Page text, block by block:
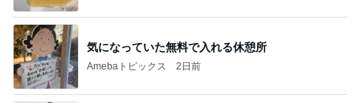
気になっていた無料で入れる休憩所
Amebaトピックス 2日前